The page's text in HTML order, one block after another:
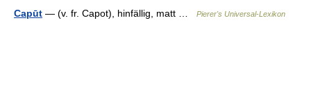
Capūt — (v. fr. Capot), hinfällig, matt … Pierer's Universal-Lexikon